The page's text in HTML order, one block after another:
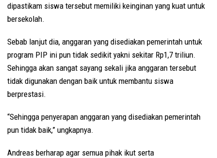
dipastikam siswa tersebut memiliki keinginan yang kuat untuk
bersekolah.
Sebab lanjut dia, anggaran yang disediakan pemerintah untuk
program PIP ini pun tidak sedikit yakni sekitar Rp1,7 triliun.
Sehingga akan sangat sayang sekali jika anggaran tersebut
tidak digunakan dengan baik untuk membantu siswa
berprestasi.
“Sehingga penyerapan anggaran yang disediakan pemerintah
pun tidak baik,” ungkapnya.
Andreas berharap agar semua pihak ikut serta